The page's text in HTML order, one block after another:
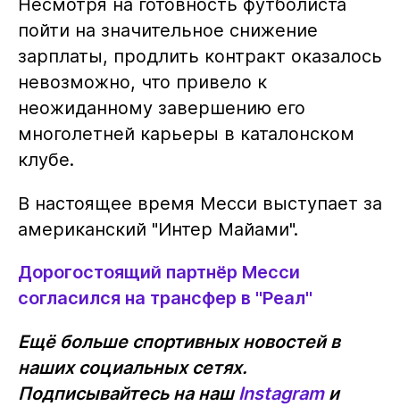
пойти на значительное снижение
зарплаты, продлить контракт оказалось
невозможно, что привело к
неожиданному завершению его
многолетней карьеры в каталонском
клубе.
В настоящее время Месси выступает за
американский "Интер Майами".
Дорогостоящий партнёр Месси
согласился на трансфер в "Реал"
Ещё больше спортивных новостей в
наших социальных сетях.
Подписывайтесь на нашInstagramи